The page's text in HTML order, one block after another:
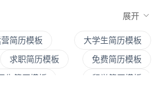
展开
简历模板
大学生简历模板
求职简历模板
免费简历模板
生简历模板
留学简历模板